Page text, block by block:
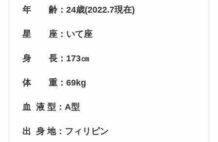
年 齢：24歳(2022.7現在)
星 座：いて座
身 長：173㎝
体 重：69kg
血 液 型：A型
出 身 地：フィリピン